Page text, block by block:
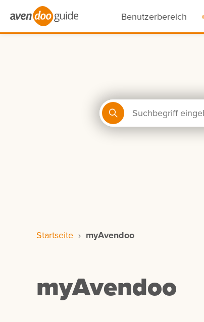
Benutzerbereich
Startseite › myAvendoo
myAvendoo